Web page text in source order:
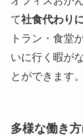
て社食代わり
トラン・食堂
いに行く暇が
とができます。
多様な働き